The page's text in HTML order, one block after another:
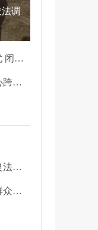
调
进中心·解纠纷丨一“管”到底解民忧 闭环调处化纠纷
一栋危房牵动两年维权路 综治中心跨省寻鉴解民忧
广西凌云法院：非遗清音助陪审 良法温情解千纷
普法进乡入企 湖北天门检察护航群众金融财产安全